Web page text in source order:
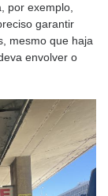
por exemplo,
garantir
mesmo que haja
envolver o